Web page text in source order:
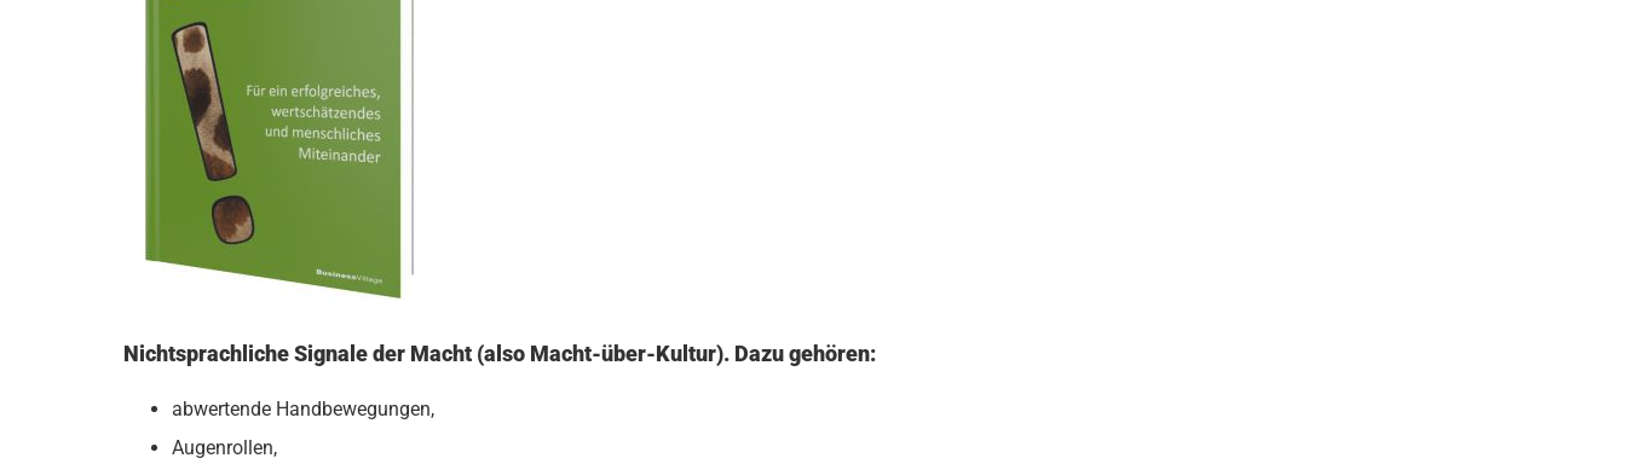
Nichtsprachliche Signale der Macht (also Macht-über-Kultur). Dazu gehören:
abwertende Handbewegungen,
Augenrollen,